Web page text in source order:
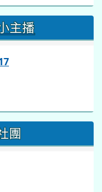
主播
v/1BsLSkstia/
團